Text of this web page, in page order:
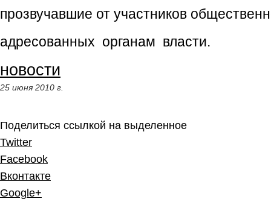
прозвучавшие от участников
адресованных органам власти.
новости
25 июня 2010 г.
Поделиться ссылкой на выделенное
Twitter
Facebook
Вконтакте
Google+